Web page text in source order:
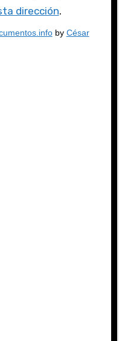
dirección.
by César